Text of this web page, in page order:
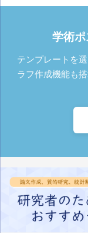
学術
テンプレートを
ラフ作成機能も